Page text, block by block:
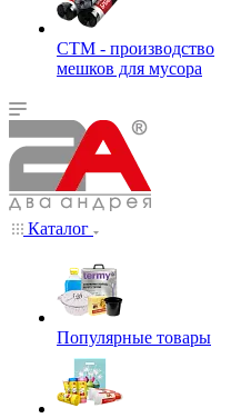
СТМ - производство
мешков для мусора
Каталог
Популярные товары